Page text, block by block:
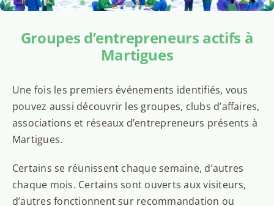
Groupes d’entrepreneurs actifs à
Martigues
Une fois les premiers événements identifiés, vous
pouvez aussi découvrir les groupes, clubs d’affaires,
associations et réseaux d’entrepreneurs présents à
Martigues.
Certains se réunissent chaque semaine, d’autres
chaque mois. Certains sont ouverts aux visiteurs,
d’autres fonctionnent sur recommandation ou